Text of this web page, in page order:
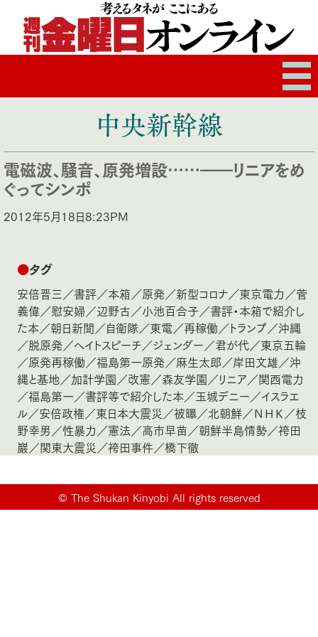
中央新幹線
電磁波、騒音、原発増設……――リニアをめ
ぐってシンポ
2012年5月18日8:23PM
●タグ
安倍晋三 ／書評／本箱／原発／新型コロナ／東京電力 ／菅
義偉／慰安婦／辺野古／小池百合子／書評・本箱で紹介し
た本／朝日新聞／自衛隊／東電／再稼働／トランプ／沖縄
／脱原発／ヘイトスピーチ／ジェンダー／君が代／東京五輪
／原発再稼働／福島第一原発／麻生太郎／岸田文雄／沖
縄と基地／加計学園／改憲／森友学園／リニア／関西電力
／福島第一／書評等で紹介した本／玉城デニー／イスラエ
ル／安倍政権／東日本大震災 ／被曝／北朝鮮／ＮＨＫ ／枝
野幸男 ／性暴力 ／憲法／高市早苗／朝鮮半島情勢／袴田
巖／関東大震災 ／袴田事件／橋下徹
© The Shukan Kinyobi All rights reserved